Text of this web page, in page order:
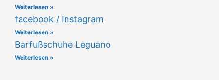
Weiterlesen »
facebook / Instagram
Weiterlesen »
Barfußschuhe Leguano
Weiterlesen »